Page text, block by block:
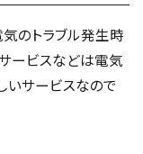
のトラブル発生時
ービスなどは電気
いサービスなので